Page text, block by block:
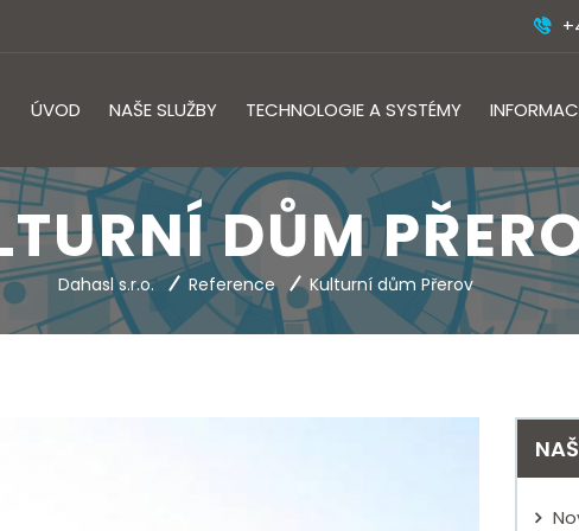
ÚVOD NAŠE SLUŽBY TECHNOLOGIE A SYSTÉMY
DŮM
Dahasl s.r.o. Reference Kulturní dům Přerov